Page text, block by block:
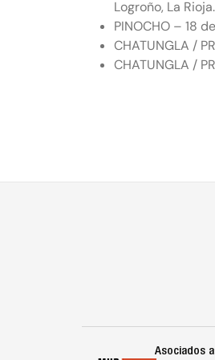
Logroño, La
PINOCHO – 18
CHATUNGLA /
CHATUNGLA /
Asociados